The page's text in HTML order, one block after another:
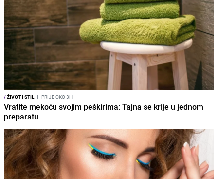
/ŽIVOT I STIL I PRIJE OKO 3H
Vratite mekoću svojim peškirima: Tajna se krije u jednom
preparatu